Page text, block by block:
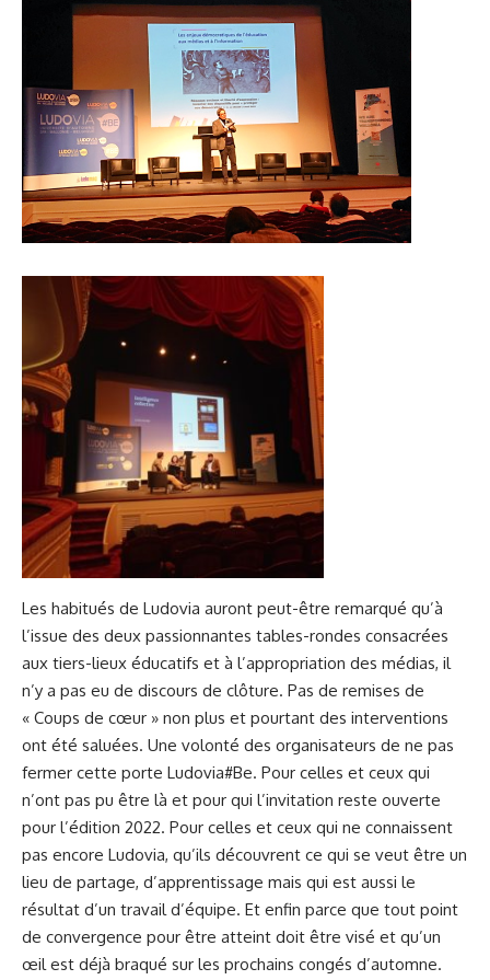
Les habitués de Ludovia auront peut-être remarqué qu’à
l’issue des deux passionnantes tables-rondes consacrées
aux tiers-lieux éducatifs et à l’appropriation des médias, il
n’y a pas eu de discours de clôture. Pas de remises de
« Coups de cœur » non plus et pourtant des interventions
ont été saluées. Une volonté des organisateurs de ne pas
fermer cette porte Ludovia#Be. Pour celles et ceux qui
n’ont pas pu être là et pour qui l’invitation reste ouverte
pour l’édition 2022. Pour celles et ceux qui ne connaissent
pas encore Ludovia, qu’ils découvrent ce qui se veut être un
lieu de partage, d’apprentissage mais qui est aussi le
résultat d’un travail d’équipe. Et enfin parce que tout point
de convergence pour être atteint doit être visé et qu’un
œil est déjà braqué sur les prochains congés d’automne.